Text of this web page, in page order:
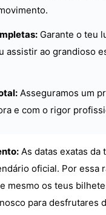
Garante o teu
assistir ao grandioso
Asseguramos um
e com o rigor
As datas exatas da
oficial. Por essa
mesmo os teus
para desfrutares